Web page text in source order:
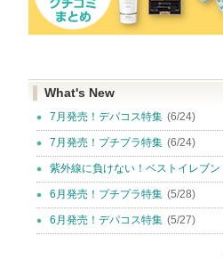
What's New
7月発売！デパコス特集 (6/24)
7月発売！プチプラ特集 (6/24)
紫外線に負けない！ベストイレブン
6月発売！プチプラ特集 (5/28)
6月発売！デパコス特集 (5/27)